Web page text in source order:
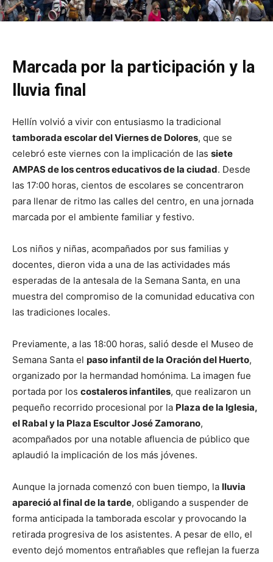
Marcada por la participación y la
lluvia final
Hellín volvió a vivir con entusiasmo la tradicional
tamborada escolar del Viernes de Dolores, que se
celebró este viernes con la implicación de las siete
AMPAS de los centros educativos de la ciudad. Desde
las 17:00 horas, cientos de escolares se concentraron
para llenar de ritmo las calles del centro, en una jornada
marcada por el ambiente familiar y festivo.
Los niños y niñas, acompañados por sus familias y
docentes, dieron vida a una de las actividades más
esperadas de la antesala de la Semana Santa, en una
muestra del compromiso de la comunidad educativa con
las tradiciones locales.
Previamente, a las 18:00 horas, salió desde el Museo de
Semana Santa el paso infantil de la Oración del Huerto,
organizado por la hermandad homónima. La imagen fue
portada por los costaleros infantiles, que realizaron un
pequeño recorrido procesional por la Plaza de la Iglesia,
el Rabal y la Plaza Escultor José Zamorano,
acompañados por una notable afluencia de público que
aplaudió la implicación de los más jóvenes.
Aunque la jornada comenzó con buen tiempo, la lluvia
apareció al final de la tarde, obligando a suspender de
forma anticipada la tamborada escolar y provocando la
retirada progresiva de los asistentes. A pesar de ello, el
evento dejó momentos entrañables que reflejan la fuerza